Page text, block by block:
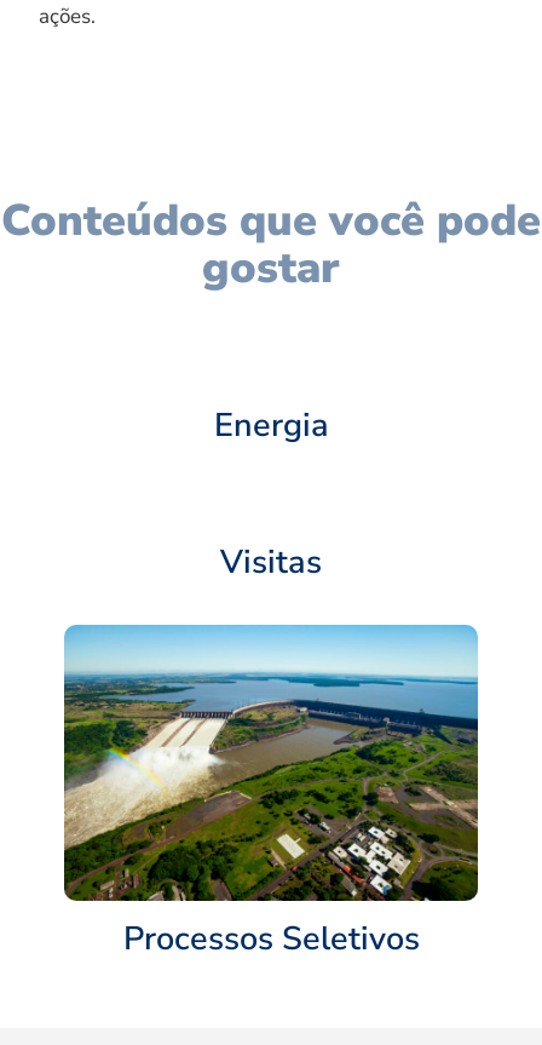
ações.
Conteúdos que você pode
gostar
Energia
Visitas
Processos Seletivos